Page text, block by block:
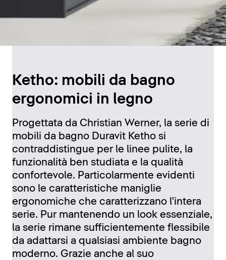
Ketho: mobili da bagno
ergonomici in legno
Progettata da Christian Werner, la serie di
mobili da bagno Duravit Ketho si
contraddistingue per le linee pulite, la
funzionalità ben studiata e la qualità
confortevole. Particolarmente evidenti
sono le caratteristiche maniglie
ergonomiche che caratterizzano l'intera
serie. Pur mantenendo un look essenziale,
la serie rimane sufficientemente flessibile
da adattarsi a qualsiasi ambiente bagno
moderno. Grazie anche al suo